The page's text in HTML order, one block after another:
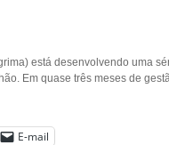
está desenvolvendo uma
Em quase três meses de
E-mail